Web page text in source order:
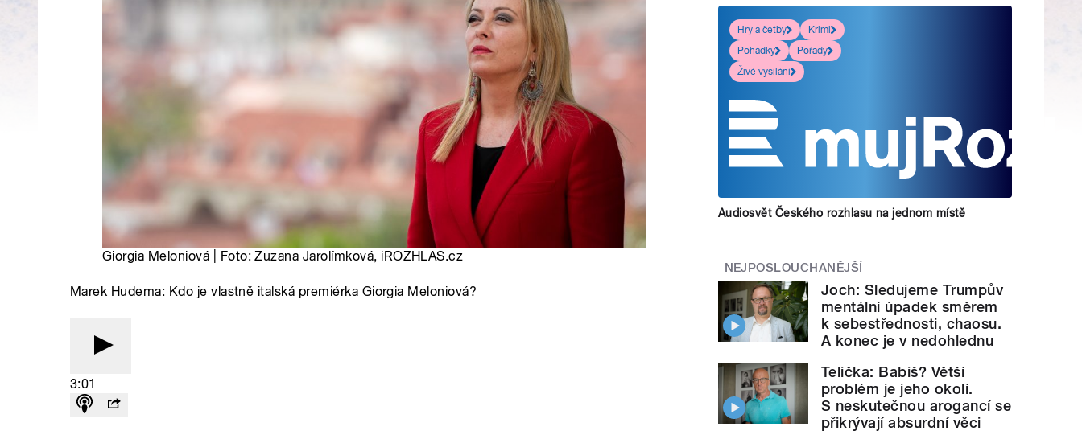
Giorgia Meloniová | Foto: Zuzana Jarolímková, iROZHLAS.cz
Marek Hudema: Kdo je vlastně italská premiérka Giorgia Meloniová?
3:01
Hry a četby
Krimi
Pohádky
Pořady
Živé vysílání
Audiosvět Českého rozhlasu na jednom místě
NEJPOSLOUCHANĚJŠÍ
Joch: Sledujeme Trumpův
mentální úpadek směrem
k sebestřednosti, chaosu.
A konec je v nedohlednu
Telička: Babiš? Větší
problém je jeho okolí.
S neskutečnou arogancí se
přikrývají absurdní věci